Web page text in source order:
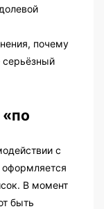
почему
серьёзный
с
В момент
быть